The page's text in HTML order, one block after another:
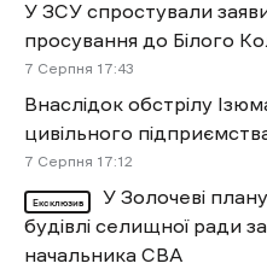
У ЗСУ спростували
просування до Білого
7 Cерпня 17:43
Внаслідок обстрілу
цивільного
7 Cерпня 17:12
Ексклюзив
У Золочеві
будівлі селищної ради
начальника СВА